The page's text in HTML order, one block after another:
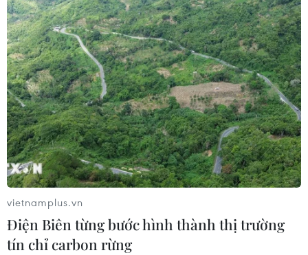
vietnamplus.vn
Điện Biên từng bước hình thành thị trường
tín chỉ carbon rừng